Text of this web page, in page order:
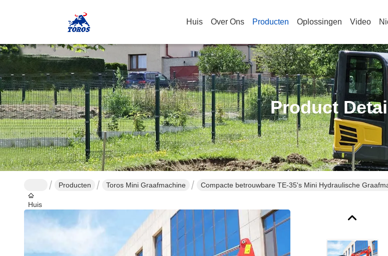
Huis Over Ons Producten Oplossingen Video
Product
Huis
Producten Toros Mini Graafmachine Compacte betrouwbare TE-35's Mini Hydraulische